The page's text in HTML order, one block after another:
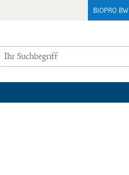
BIOPRO BW